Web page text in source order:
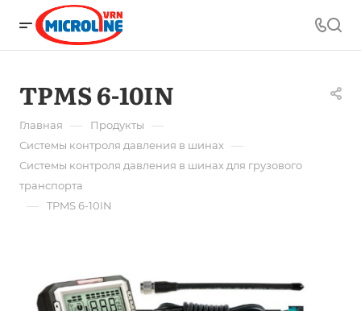
TPMS 6-10IN
Главная — Продукты —
Системы контроля давления в шинах —
Системы контроля давления в шинах для грузового
транспорта
— TPMS 6-10IN